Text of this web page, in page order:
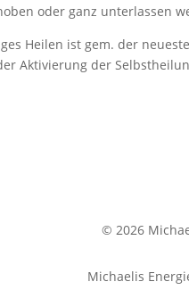
oder ganz unterlassen
Heilen ist gem. der
Aktivierung der
© 2026
Michaelis